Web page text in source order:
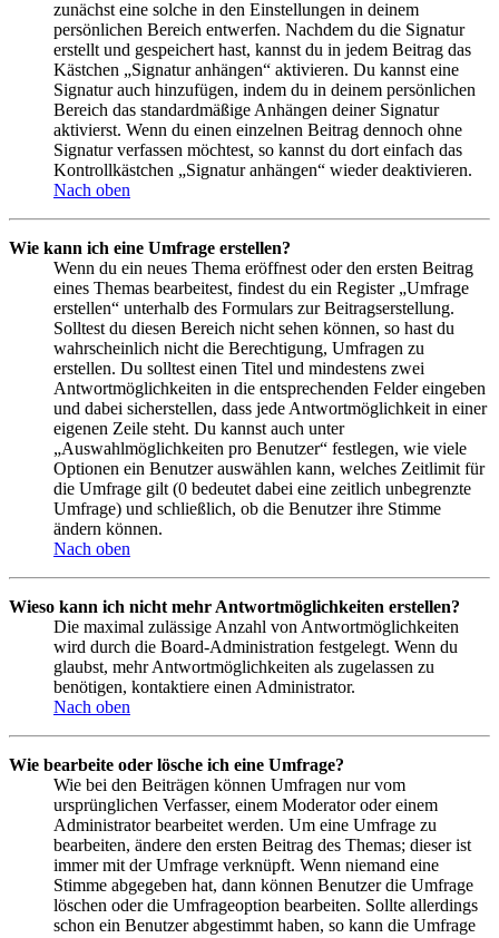
zunächst eine solche in den Einstellungen in deinem
persönlichen Bereich entwerfen. Nachdem du die Signatur
erstellt und gespeichert hast, kannst du in jedem Beitrag das
Kästchen „Signatur anhängen“ aktivieren. Du kannst eine
Signatur auch hinzufügen, indem du in deinem persönlichen
Bereich das standardmäßige Anhängen deiner Signatur
aktivierst. Wenn du einen einzelnen Beitrag dennoch ohne
Signatur verfassen möchtest, so kannst du dort einfach das
Kontrollkästchen „Signatur anhängen“ wieder deaktivieren.
Nach oben
Wie kann ich eine Umfrage erstellen?
Wenn du ein neues Thema eröffnest oder den ersten Beitrag
eines Themas bearbeitest, findest du ein Register „Umfrage
erstellen“ unterhalb des Formulars zur Beitragserstellung.
Solltest du diesen Bereich nicht sehen können, so hast du
wahrscheinlich nicht die Berechtigung, Umfragen zu
erstellen. Du solltest einen Titel und mindestens zwei
Antwortmöglichkeiten in die entsprechenden Felder eingeben
und dabei sicherstellen, dass jede Antwortmöglichkeit in einer
eigenen Zeile steht. Du kannst auch unter
„Auswahlmöglichkeiten pro Benutzer“ festlegen, wie viele
Optionen ein Benutzer auswählen kann, welches Zeitlimit für
die Umfrage gilt (0 bedeutet dabei eine zeitlich unbegrenzte
Umfrage) und schließlich, ob die Benutzer ihre Stimme
ändern können.
Nach oben
Wieso kann ich nicht mehr Antwortmöglichkeiten erstellen?
Die maximal zulässige Anzahl von Antwortmöglichkeiten
wird durch die Board-Administration festgelegt. Wenn du
glaubst, mehr Antwortmöglichkeiten als zugelassen zu
benötigen, kontaktiere einen Administrator.
Nach oben
Wie bearbeite oder lösche ich eine Umfrage?
Wie bei den Beiträgen können Umfragen nur vom
ursprünglichen Verfasser, einem Moderator oder einem
Administrator bearbeitet werden. Um eine Umfrage zu
bearbeiten, ändere den ersten Beitrag des Themas; dieser ist
immer mit der Umfrage verknüpft. Wenn niemand eine
Stimme abgegeben hat, dann können Benutzer die Umfrage
löschen oder die Umfrageoption bearbeiten. Sollte allerdings
schon ein Benutzer abgestimmt haben, so kann die Umfrage